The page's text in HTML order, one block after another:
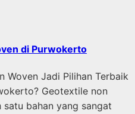
di Purwokerto
Woven Jadi Pilihan Terbaik
Geotextile non
bahan yang sangat